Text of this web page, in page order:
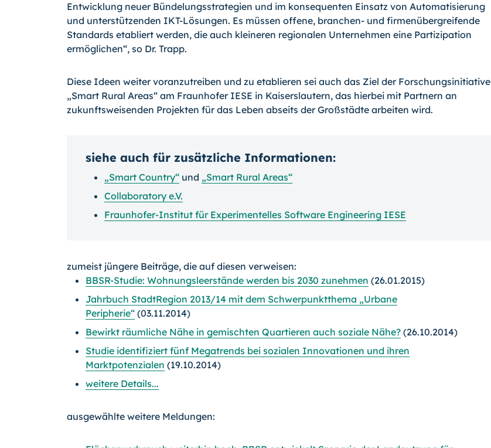
Entwicklung neuer Bündelungsstrategien und im konsequenten Ein­satz von Automatisierung
und unterstützenden IKT-Lösungen. Es müssen offene, branchen- und firmenübergreifende
Standards etabliert werden, die auch kleineren regionalen Unternehmen eine Partizipation
ermöglichen“, so Dr. Trapp.
Diese Ideen weiter voranzutreiben und zu etablieren sei auch das Ziel der Forschungs­initiative
„Smart Rural Areas“ am Fraunhofer IESE in Kaiserslautern, das hierbei mit Partnern an
zukunftsweisenden Projekten für das Leben abseits der Großstädte arbei­ten wird.
siehe auch für zusätzliche Informationen:
„Smart Country“ und „Smart Rural Areas“
Collaboratory e.V.
Fraunhofer-Institut für Experimentelles Software Engineering IESE
zumeist jüngere Beiträge, die auf diesen verweisen:
BBSR-Studie: Wohnungsleerstände werden bis 2030 zunehmen (26.01.2015)
Jahrbuch StadtRegion 2013/14 mit dem Schwerpunktthema „Urbane
Peripherie“ (03.11.2014)
Bewirkt räumliche Nähe in gemischten Quartieren auch soziale Nähe? (26.10.2014)
Studie identifiziert fünf Megatrends bei sozialen Innovationen und ihren
Marktpotenzialen (19.10.2014)
weitere Details...
ausgewählte weitere Meldungen: